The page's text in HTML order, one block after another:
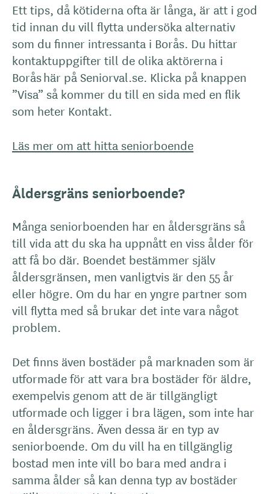
Ett tips, då kötiderna ofta är långa, är att i god
tid innan du vill flytta undersöka alternativ
som du finner intressanta i Borås. Du hittar
kontaktuppgifter till de olika aktörerna i
Borås här på Seniorval.se. Klicka på knappen
”Visa” så kommer du till en sida med en flik
som heter Kontakt.
Läs mer om att hitta seniorboende
Åldersgräns seniorboende?
Många seniorboenden har en åldersgräns så
till vida att du ska ha uppnått en viss ålder för
att få bo där. Boendet bestämmer själv
åldersgränsen, men vanligtvis är den 55 år
eller högre. Om du har en yngre partner som
vill flytta med så brukar det inte vara något
problem.
Det finns även bostäder på marknaden som är
utformade för att vara bra bostäder för äldre,
exempelvis genom att de är tillgängligt
utformade och ligger i bra lägen, som inte har
en åldersgräns. Även dessa är en typ av
seniorboende. Om du vill ha en tillgänglig
bostad men inte vill bo bara med andra i
samma ålder så kan denna typ av bostäder